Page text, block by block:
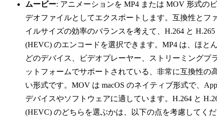
ムービー: アニメーションを MP4 または MOV 形式のビ
デオファイルとしてエクスポートします。互換性とフ
イルサイズの効率のバランスを考えて、H.264 と H.265
(HEVC) のエンコードを選択できます。MP4 は、ほと
どのデバイス、ビデオプレーヤー、ストリーミングプ
ットフォームでサポートされている、非常に互換性の
い形式です。MOV は macOS のネイティブ形式で、
デバイスやソフトウェアに適しています。H.264 と
(HEVC) のどちらを選ぶかは、以下の点を考慮してく